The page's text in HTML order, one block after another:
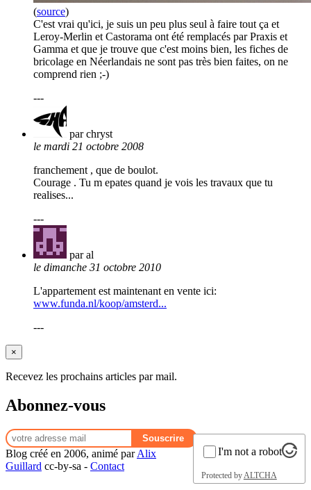
(source)
C'est vrai qu'ici, je suis un peu plus seul à faire tout ça et
Leroy-Merlin et Castorama ont été remplacés par Praxis et
Gamma et que je trouve que c'est moins bien, les fiches de
bricolage en Néerlandais ne sont pas très bien faites, on ne
comprend rien ;-)
---
par chryst
le mardi 21 octobre 2008
franchement , que de boulot.
Courage . Tu m epates quand je vois les travaux que tu
realises...
---
par al
le dimanche 31 octobre 2010
L'appartement est maintenant en vente ici:
www.funda.nl/koop/amsterd...
---
×
Recevez les prochains articles par mail.
Abonnez-vous
I'm not a robot
Protected byALTCHA
Blog créé en 2006, animé parAlix
Guillard cc-by-sa - Contact